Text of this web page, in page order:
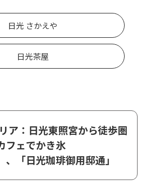
日光 さかえや
日光茶屋
ア：日光東照宮から徒歩圏
フェでかき氷
、「日光珈琲御用邸通」